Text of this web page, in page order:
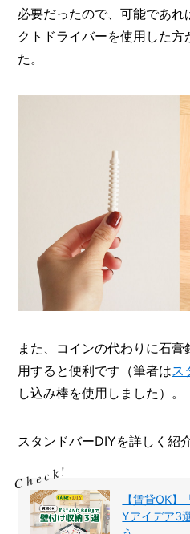
必要だったので、可能であ
クトドライバーを使用した
た。
また、コインの代わりに石
用すると便利です（筆者はス
し込み棒を使用しました）。
スタンドバーDIYを詳しく紹
【賃貸OK
Yアイデア3